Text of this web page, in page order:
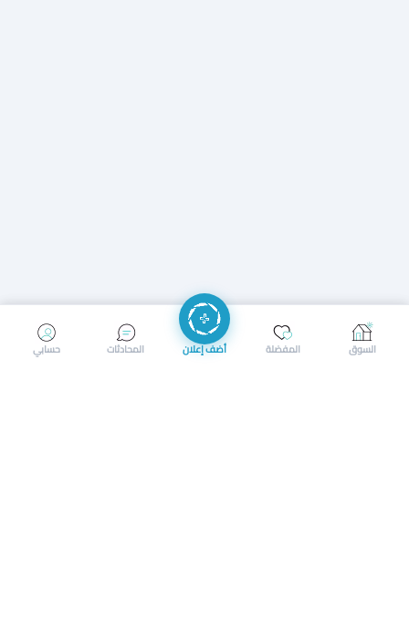
إرسال رسالة إجراء مكالمة
حسابي المحادثات أضف إعلان المفضلة السوق